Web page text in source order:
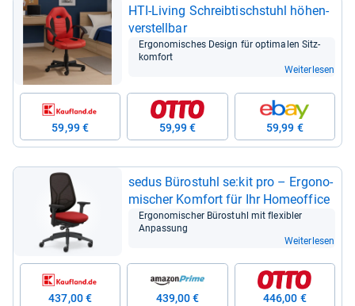
HTI-​Living Schreib­tisch­stuhl höhen­
ver­stell­bar
Ergo­no­mi­sches Design für opti­ma­len Sitz­
kom­fort
Weiterlesen
59,99 € 59,99 € 59,99 €
sedus Büro­stuhl se:kit pro – Ergo­no­
mi­scher Kom­fort für Ihr Home­of­fice
Ergo­no­mi­scher Büro­stuhl mit fle­xibler
Anpas­sung
Weiterlesen
437,00 € 439,00 € 446,00 €